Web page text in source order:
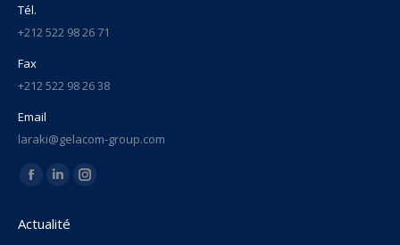
Tél.
+212 522 98 26 71
Fax
+212 522 98 26 38
Email
laraki@gelacom-group.com
Trouvez nous sur :
La
Facebook
La
LinkedIn
La
Actualité